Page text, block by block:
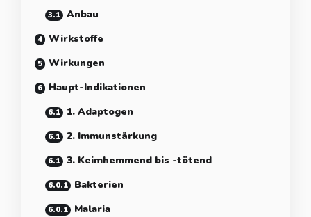
Anbau
Wirkstoffe
Wirkungen
Haupt-Indikationen
1. Adaptogen
2. Immunstärkung
3. Keimhemmend bis -tötend
Bakterien
Malaria